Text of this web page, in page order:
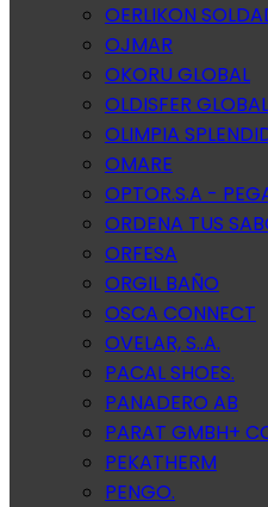
OERLIKON
OJMAR
OKORU GLOBAL
OLDISFER GLOBAL
OLIMPIA
OMARE
OPTOR.S.A -
ORDENA TUS
ORFESA
ORGIL BAÑO
OSCA CONNECT
OVELAR, S..A.
PACAL SHOES.
PANADERO AB
PARAT GMBH+
PEKATHERM
PENGO.